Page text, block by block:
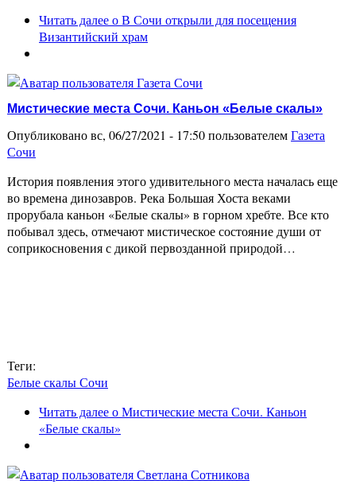
Читать далеео В Сочи открыли для посещения
Византийский храм
Мистические места Сочи. Каньон «Белые скалы»
Опубликовано вс, 06/27/2021 - 17:50 пользователемГазета
Сочи
История появления этого удивительного места началась еще
во времена динозавров. Река Большая Хоста веками
прорубала каньон «Белые скалы» в горном хребте. Все кто
побывал здесь, отмечают мистическое состояние души от
соприкосновения с дикой первозданной природой…
Теги:
Белые скалы Сочи
Читать далеео Мистические места Сочи. Каньон
«Белые скалы»